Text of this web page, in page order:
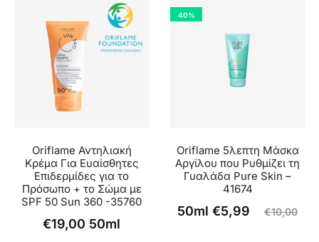
Oriflame Αντηλιακή
Κρέμα Για Ευαίσθητες
Επιδερμίδες για το
Πρόσωπο + το Σώμα με
SPF 50 Sun 360 -35760
€19,00 50ml
40%
Oriflame 5λεπτη Μάσκα
Αργίλου που Ρυθμίζει τη
Γυαλάδα Pure Skin –
41674
€10,00
Original
€5,99
Η
50ml